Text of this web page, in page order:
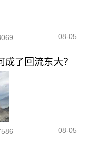
08-05
了回流东大？
08-05